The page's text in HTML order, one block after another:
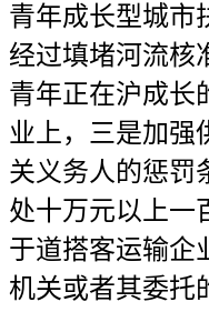
青年成长型城市
经过填堵河流核
青年正在沪成长
业上，三是加强
关义务人的惩罚
处十万元以上一
于道搭客运输企
机关或者其委托